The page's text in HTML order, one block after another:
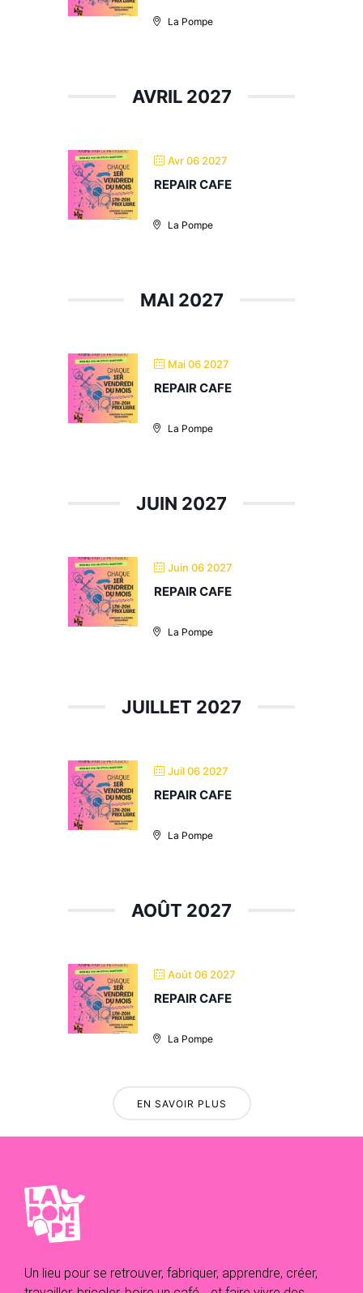
La Pompe
AVRIL 2027
Avr 06 2027
REPAIR CAFE
La Pompe
MAI 2027
Mai 06 2027
REPAIR CAFE
La Pompe
JUIN 2027
Juin 06 2027
REPAIR CAFE
La Pompe
JUILLET 2027
Juil 06 2027
REPAIR CAFE
La Pompe
AOÛT 2027
Août 06 2027
REPAIR CAFE
La Pompe
EN SAVOIR PLUS
Un lieu pour se retrouver, fabriquer, apprendre, créer,